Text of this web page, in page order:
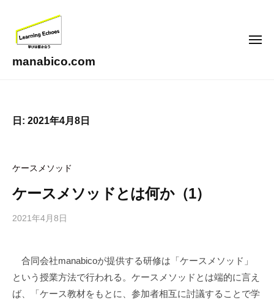
manabico.com
r
n
E
c
s
メ
日: 2021年4月8日
ケースメソッド
ケースメソッドとは何か（1）
2021年4月8日
同
会
社
合同会社manabicoが提供する研修は「ケースメソッド」
という授業方法で行われる。ケースメソッドとは端的に言え
ば、「ケース教材をもとに、参加者相互に討議することで学